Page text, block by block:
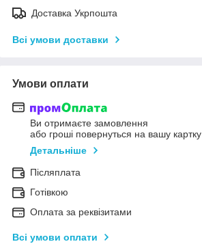
Доставка Укрпошта
Всі умови доставки
Умови оплати
Ви отримаєте замовлення
або гроші повернуться на вашу картку
Детальніше
Післяплата
Готівкою
Оплата за реквізитами
Всі умови оплати